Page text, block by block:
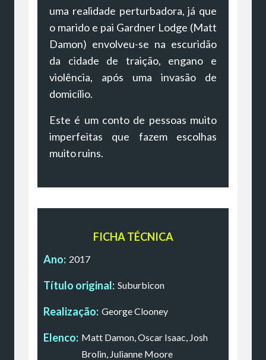
uma realidade perturbadora, já que
o marido e pai Gardner Lodge (Matt
Damon) envolveu-se na escuridão
da cidade de traição, engano e
violência, após uma invasão de
domicílio.
Este é um conto de pessoas muito
imperfeitas que fazem escolhas
muito ruins.
FICHA TÉCNICA
Ano: 2017
Título original: Suburbicon
Realização: George Clooney
Elenco: Matt Damon, Oscar Isaac, Josh
Brolin, Julianne Moore